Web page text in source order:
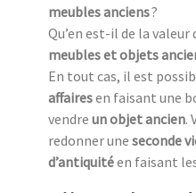
meubles anciens?
Qu’en est-il de la
meubles et objets
En tout cas, il est
affairesen faisant une
vendre un objet ancien.
redonner une seconde
d’antiquitéen faisant